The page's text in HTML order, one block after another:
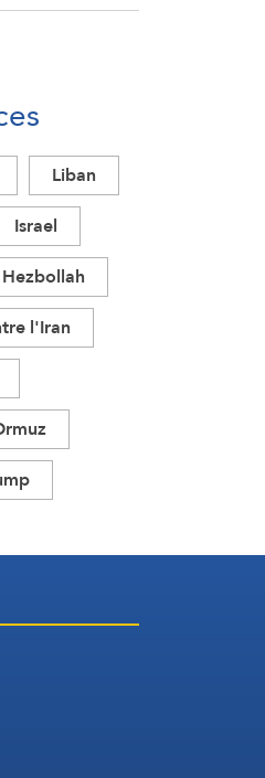
Liban
Israel
Hezbollah
l'Iran